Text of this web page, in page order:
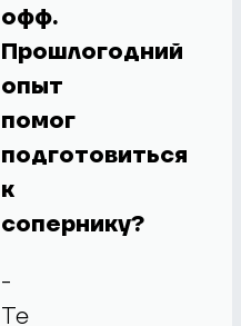
офф.
Прошлогодний
опыт
помог
подготовиться
к
сопернику?
-
Те